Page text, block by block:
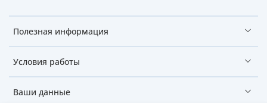
Полезная информация
Условия работы
Ваши данные